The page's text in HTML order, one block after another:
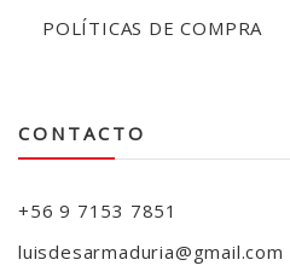
POLÍTICAS DE COMPRA
CONTACTO
+56 9 7153 7851
luisdesarmaduria@gmail.com